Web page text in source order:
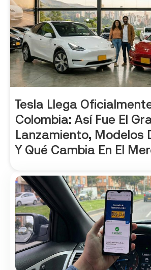
Tesla Llega
Colombia: Así Fue El
Lanzamiento, Modelos
Y Qué Cambia En El